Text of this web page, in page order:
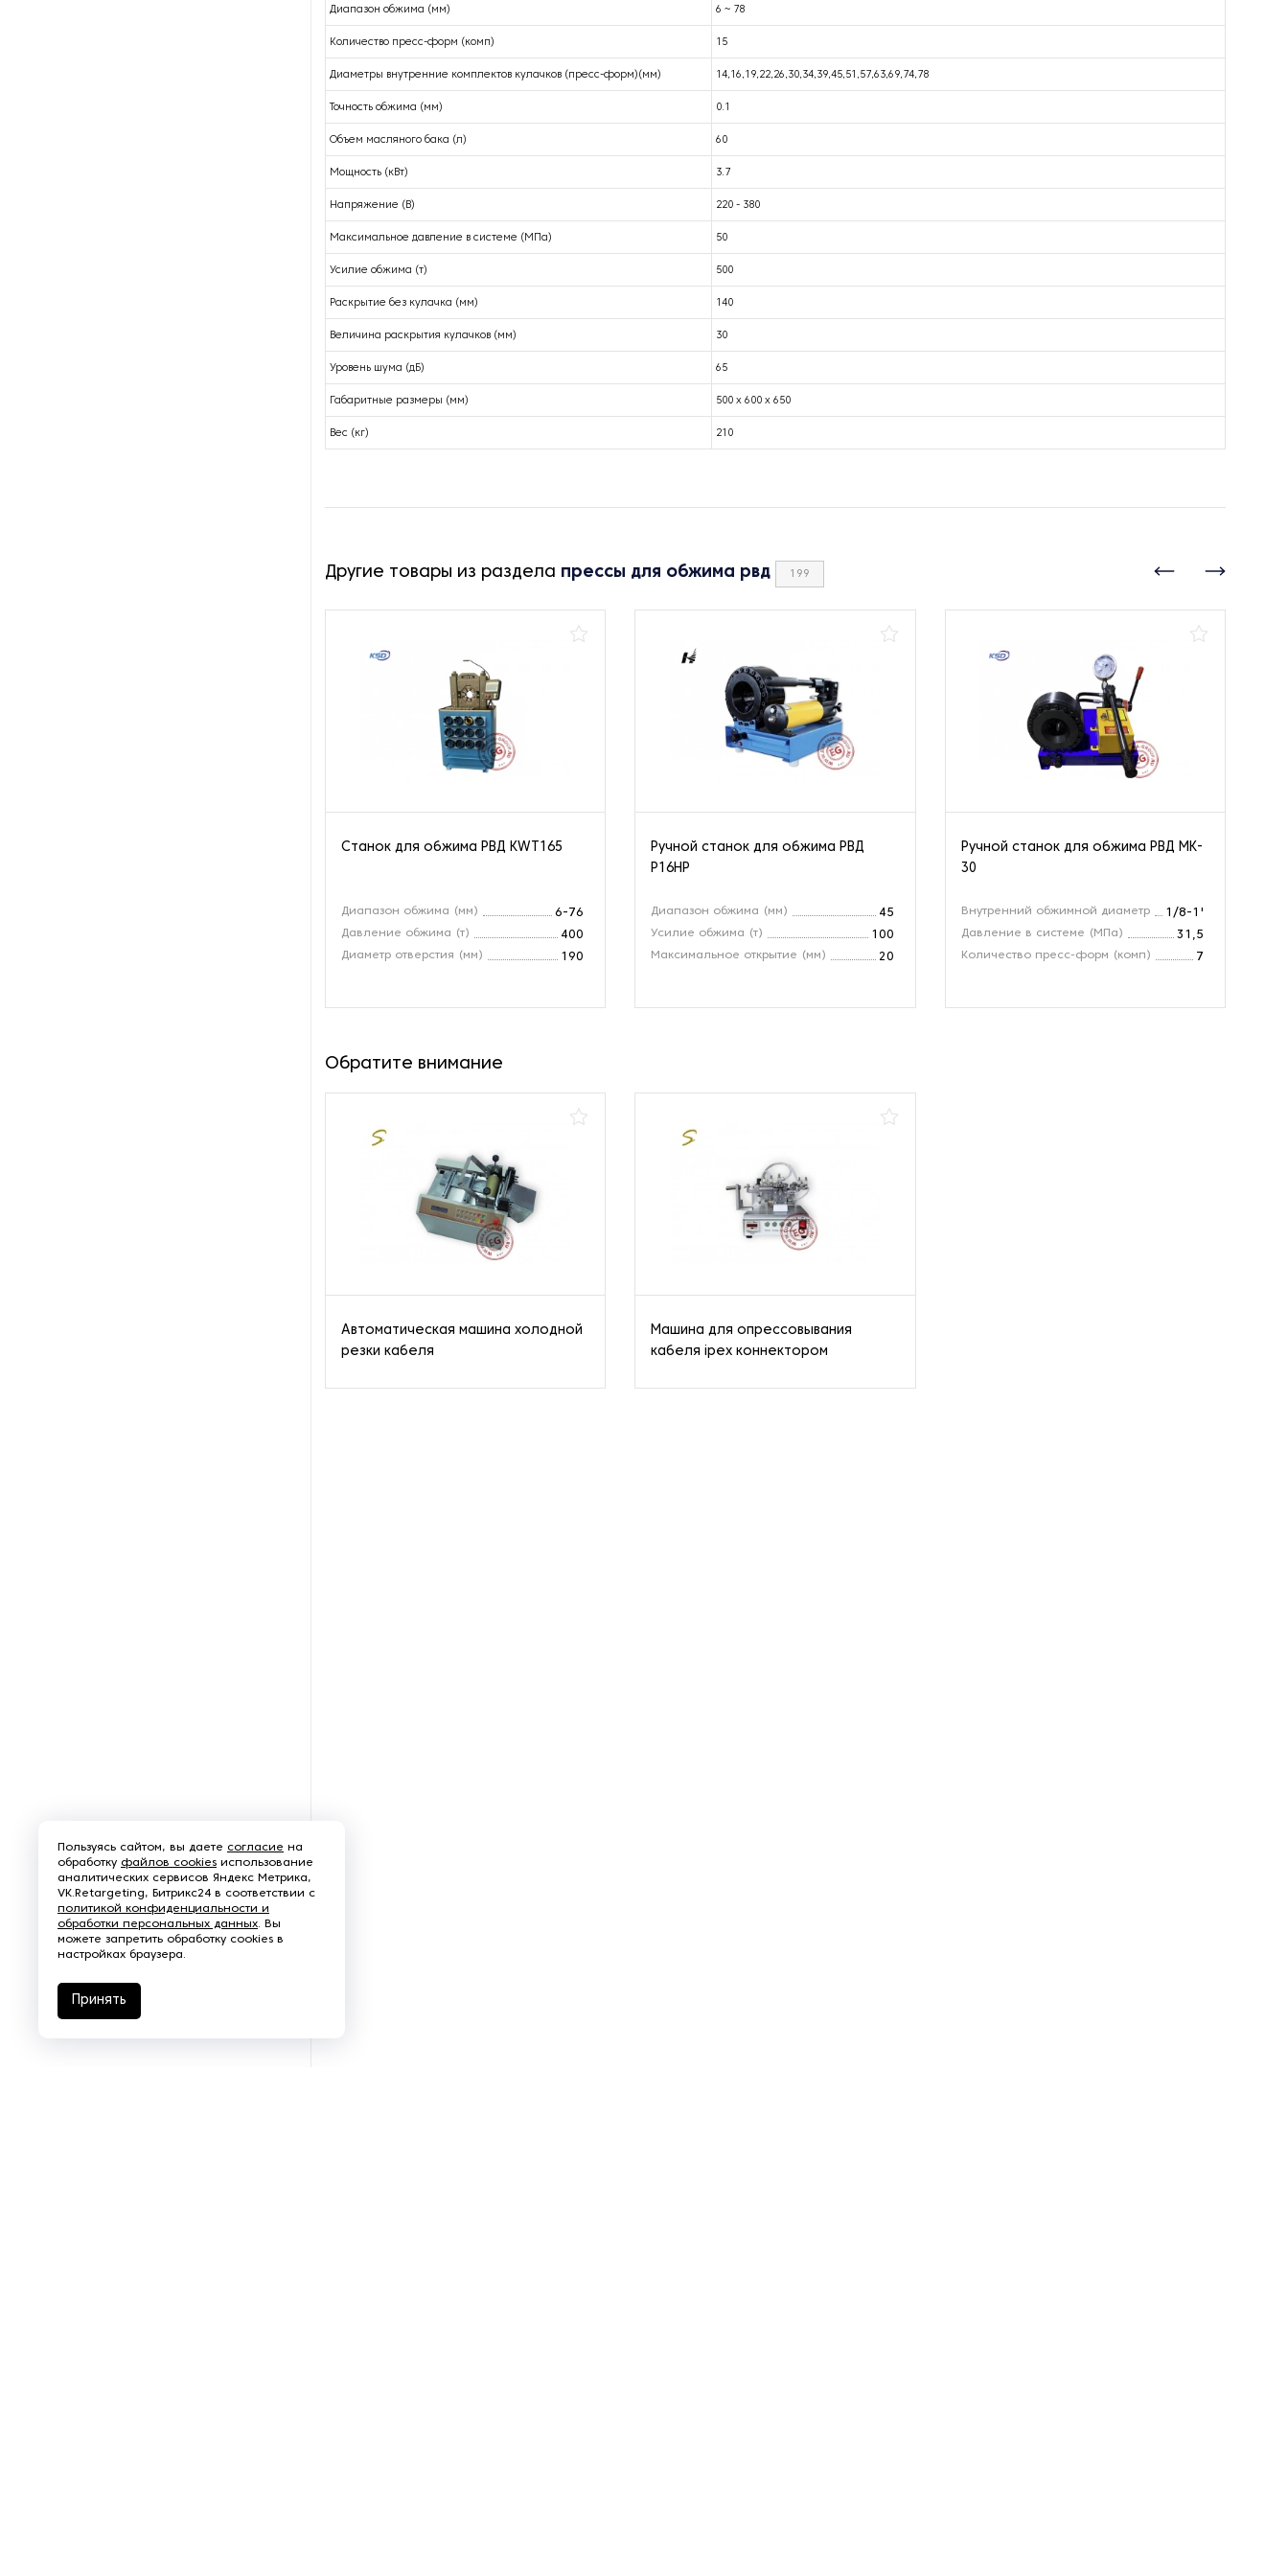
Диапазон обжима (мм) 6 ~ 78
Количество пресс-форм (комп) 15
Диаметры внутренние комплектов кулачков (пресс-форм)(мм) 14,16,19,22,26,30,34,39,45,51,57,63,69,74,78
Точность обжима (мм) 0.1
Объем масляного бака (л) 60
Мощность (кВт) 3.7
Напряжение (В) 220 - 380
Максимальное давление в системе (МПа) 50
Усилие обжима (т) 500
Раскрытие без кулачка (мм) 140
Величина раскрытия кулачков (мм) 30
Уровень шума (дБ) 65
Габаритные размеры (мм) 500 x 600 x 650
Вес (кг) 210
Другие товары из раздела прессы для обжима рвд 199
Станок для обжима РВД KWT165
Диапазон обжима (мм)
6-76
Давление обжима (т)
400
Диаметр отверстия (мм)
190
Ручной станок для обжима РВД
P16HP
Диапазон обжима (мм)
45
Усилие обжима (т)
100
Максимальное открытие (мм)
20
Ручной станок для обжима РВД MK-
30
Внутренний обжимной диаметр
1/8-1'
Давление в системе (МПа)
31,5
Количество пресс-форм (комп)
7
Обратите внимание
Автоматическая машина холодной
резки кабеля
Машина для опрессовывания
кабеля ipex коннектором
Пользуясь сайтом, вы даете согласие на
обработку файлов cookies использование
аналитических сервисов Яндекс Метрика,
VK.Retargeting, Битрикс24 в соответствии с
политикой конфиденциальности и
обработки персональных данных. Вы
можете запретить обработку cookies в
настройках браузера.
Принять